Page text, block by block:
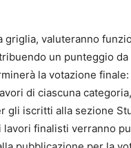
griglia, valuteranno
un punteggio da
la votazione
di ciascuna
gli iscritti alla sezione
finalisti verranno